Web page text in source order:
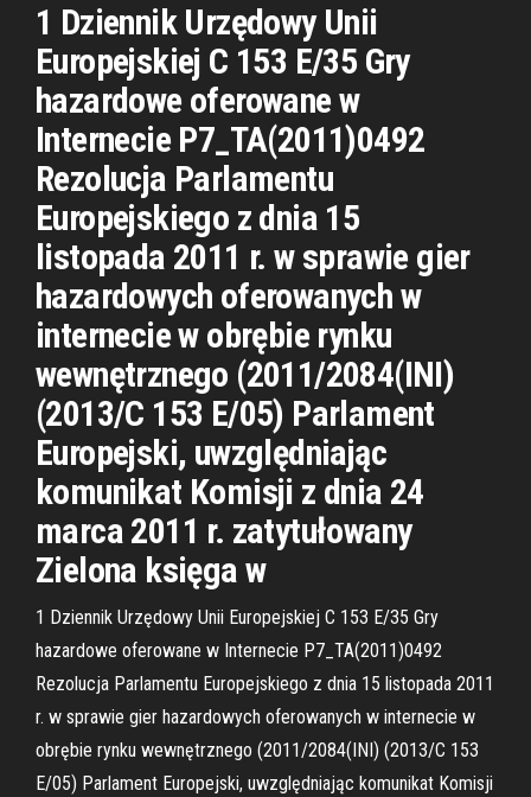
1 Dziennik Urzędowy Unii
Europejskiej C 153 E/35 Gry
hazardowe oferowane w
Internecie P7_TA(2011)0492
Rezolucja Parlamentu
Europejskiego z dnia 15
listopada 2011 r. w sprawie gier
hazardowych oferowanych w
internecie w obrębie rynku
wewnętrznego (2011/2084(INI)
(2013/C 153 E/05) Parlament
Europejski, uwzględniając
komunikat Komisji z dnia 24
marca 2011 r. zatytułowany
Zielona księga w
1 Dziennik Urzędowy Unii Europejskiej C 153 E/35 Gry
hazardowe oferowane w Internecie P7_TA(2011)0492
Rezolucja Parlamentu Europejskiego z dnia 15 listopada 2011
r. w sprawie gier hazardowych oferowanych w internecie w
obrębie rynku wewnętrznego (2011/2084(INI) (2013/C 153
E/05) Parlament Europejski, uwzględniając komunikat Komisji